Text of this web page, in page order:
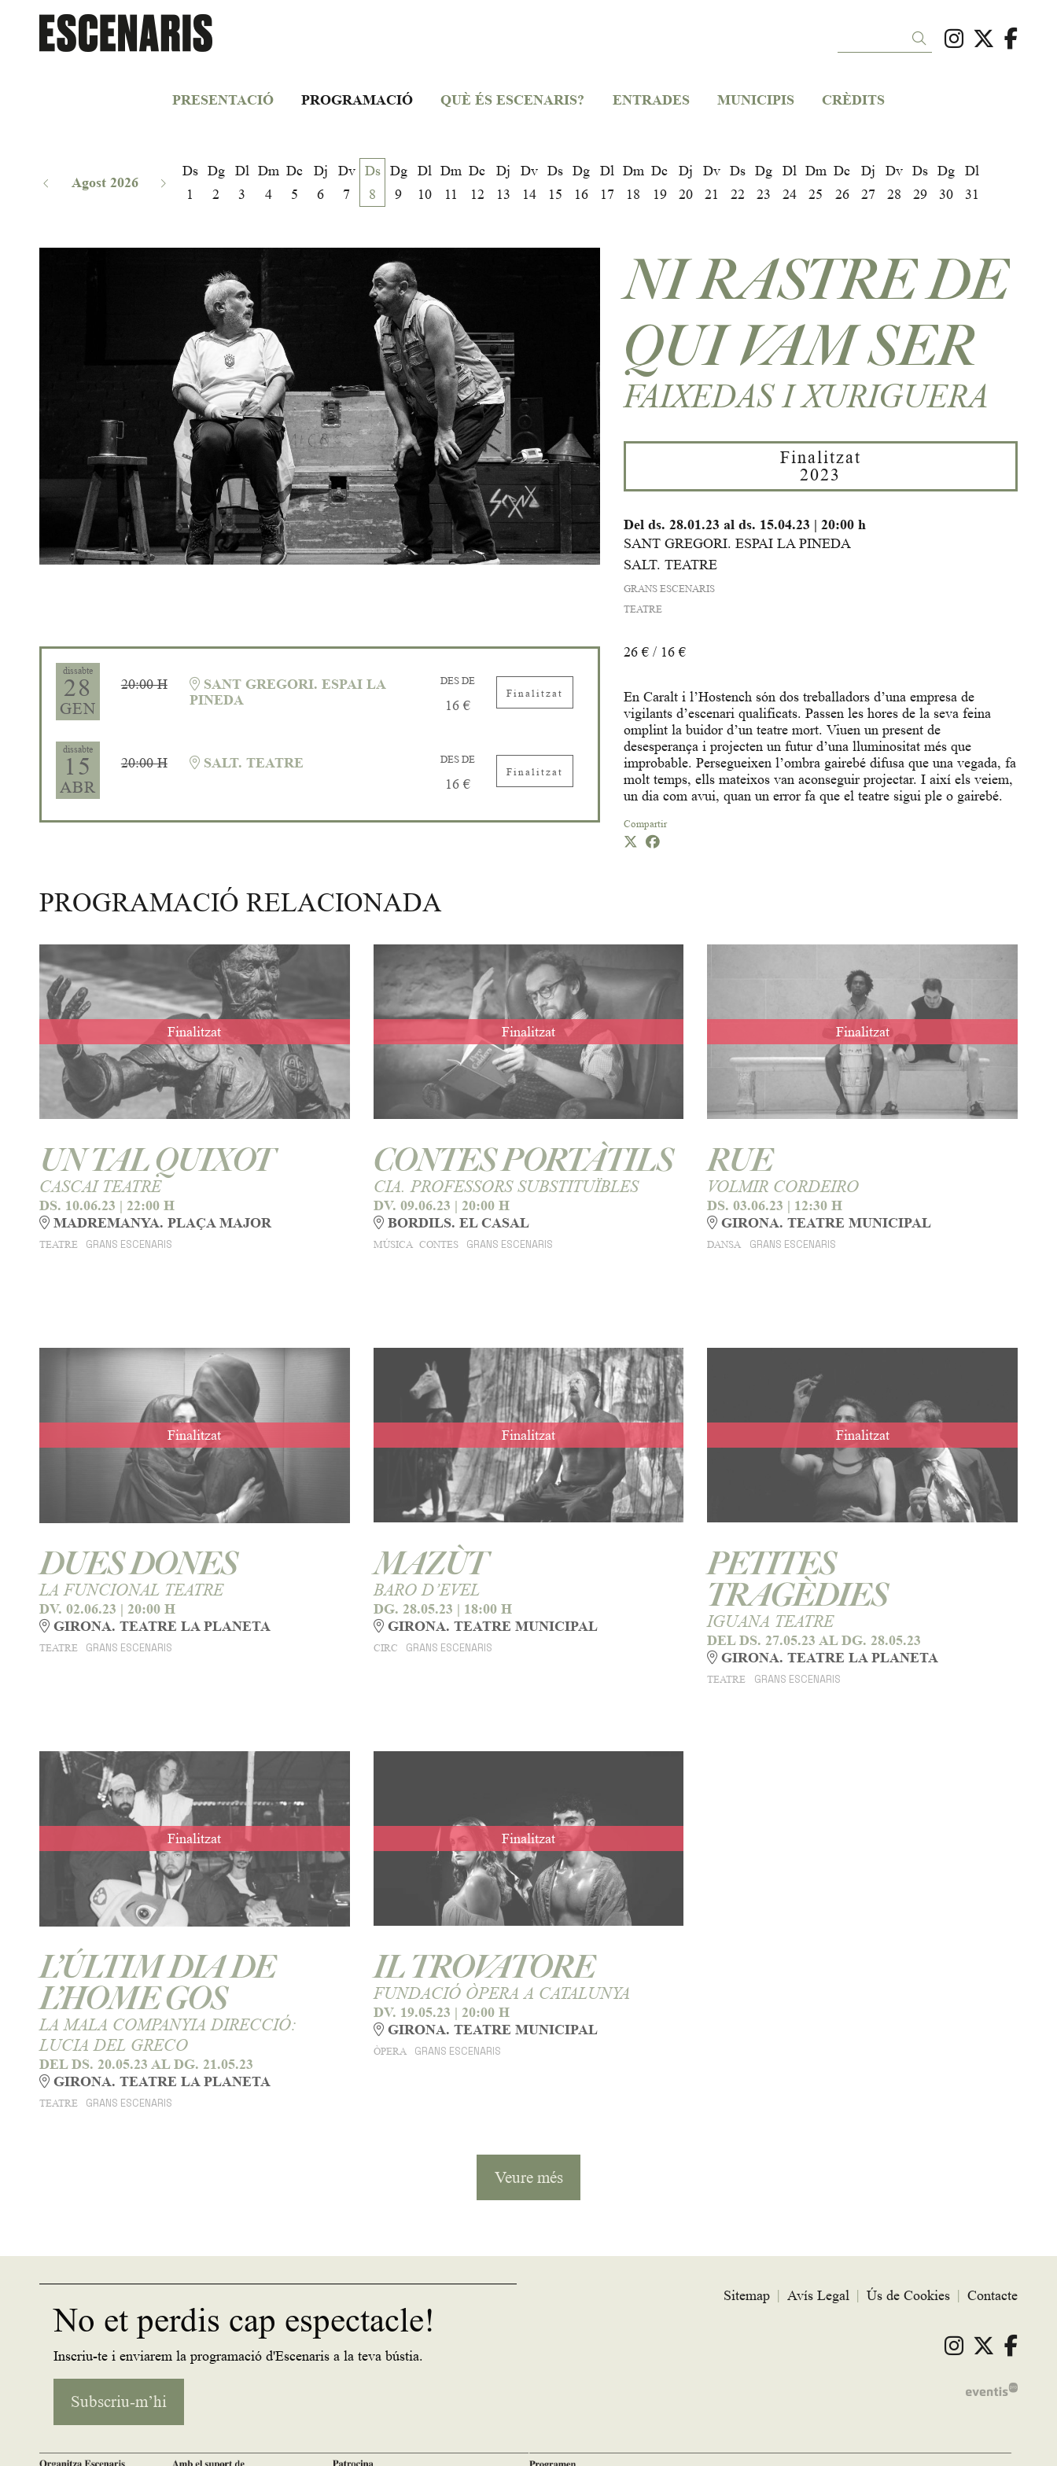
Link aLink
Cercar
PRESENTACIÓ PROGRAMACIÓ QUÈ ÉS ESCENARIS? ENTRADES MUNICIPIS CRÈDITS
Agost 2026
Ds
1
Dg
2
Dl
3
Dm
4
Dc
5
Dj
6
Dv
7
Ds
8
Dg
9
Dl
10
Dm
11
Dc
12
Dj
13
Dv
14
Ds
15
Dg
16
Dl
17
Dm
18
Dc
19
Dj
20
Dv
21
Ds
22
Dg
23
Dl
24
Dm
25
Dc
26
Dj
27
Dv
28
Ds
29
Dg
30
Dl
31
NI RASTRE DE
QUI VAM SER
FAIXEDAS I XURIGUERA
Finalitzat
2023
Del ds. 28.01.23 al ds. 15.04.23 |20:00 h
SANT GREGORI. ESPAI LA PINEDA
SALT. TEATRE
GRANS ESCENARIS
TEATRE
26 € / 16 €
En Caralt i l’Hostench són dos treballadors d’una empresa de
vigilants d’escenari qualificats. Passen les hores de la seva feina
omplint la buidor d’un teatre mort. Viuen un present de
desesperança i projecten un futur d’una lluminositat més que
improbable. Persegueixen l’ombra gairebé difusa que una vegada, fa
molt temps, ells mateixos van aconseguir projectar. I així els veiem,
un dia com avui, quan un error fa que el teatre sigui ple o gairebé.
Compartir
dissabte
28
GEN
20:00 H
SANT GREGORI. ESPAI LA
PINEDA
DES DE
16 €
Finalitzat
dissabte
15
ABR
20:00 H SALT. TEATRE DES DE
16 €
Finalitzat
PROGRAMACIÓ RELACIONADA
Finalitzat
UN TAL QUIXOT
CASCAI TEATRE
DS. 10.06.23 | 22:00 H
MADREMANYA. PLAÇA MAJOR
TEATRE GRANS ESCENARIS
Finalitzat
CONTES PORTÀTILS
CIA. PROFESSORS SUBSTITUÏBLES
DV. 09.06.23 | 20:00 H
BORDILS. EL CASAL
MÚSICA CONTES GRANS ESCENARIS
Finalitzat
RUE
VOLMIR CORDEIRO
DS. 03.06.23 | 12:30 H
GIRONA. TEATRE MUNICIPAL
DANSA GRANS ESCENARIS
Finalitzat
DUES DONES
LA FUNCIONAL TEATRE
DV. 02.06.23 |20:00 H
GIRONA. TEATRE LA PLANETA
TEATRE GRANS ESCENARIS
Finalitzat
MAZÙT
BARO D’EVEL
DG. 28.05.23 | 18:00 H
GIRONA. TEATRE MUNICIPAL
CIRC GRANS ESCENARIS
Finalitzat
PETITES
TRAGÈDIES
IGUANA TEATRE
DEL DS. 27.05.23 AL DG. 28.05.23
GIRONA. TEATRE LA PLANETA
TEATRE GRANS ESCENARIS
Finalitzat
L’ÚLTIM DIA DE
L’HOME GOS
LA MALA COMPANYIA DIRECCIÓ:
LUCIA DEL GRECO
DEL DS. 20.05.23 AL DG. 21.05.23
GIRONA. TEATRE LA PLANETA
TEATRE GRANS ESCENARIS
Finalitzat
IL TROVATORE
FUNDACIÓ ÒPERA A CATALUNYA
DV. 19.05.23 | 20:00 H
GIRONA. TEATRE MUNICIPAL
ÒPERA GRANS ESCENARIS
Veure més
No et perdis cap espectacle!
Inscriu-te i enviarem la programació d'Escenaris a la teva bústia.
Subscriu-m’hi
Sitemap Avís Legal Ús de Cookies Contacte
Link aLink